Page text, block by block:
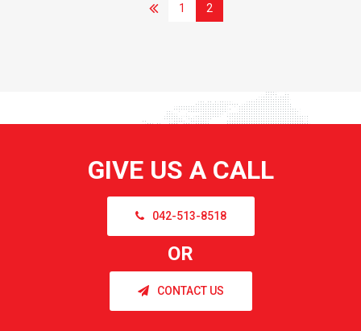
1 2
GIVE US A CALL
042-513-8518
OR
CONTACT US